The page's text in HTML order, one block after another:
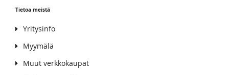
Tietoa meistä
Yritysinfo
Myymälä
Muut verkkokaupat